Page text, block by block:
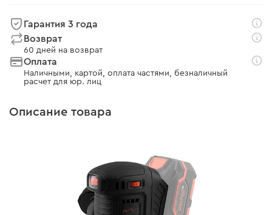
Гарантия 3 года
Возврат
60 дней на возврат
Оплата
Наличными, картой, оплата частями, безналичный
расчет для юр. лиц
Описание товара